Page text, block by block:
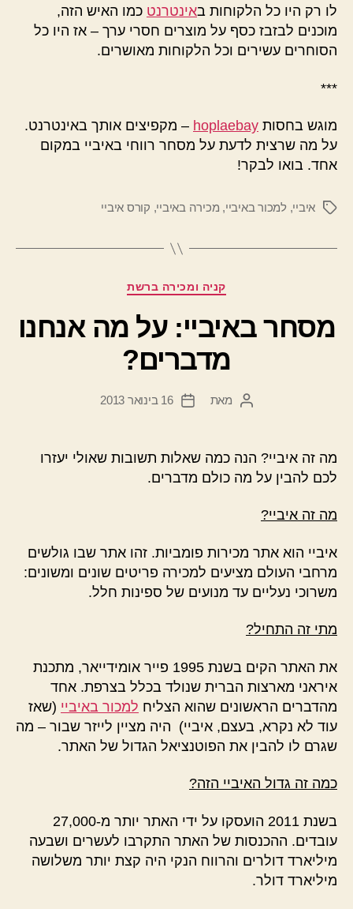
לו רק היו כל הלקוחות באינטרנט כמו האיש הזה,
מוכנים לבזבז כסף על מוצרים חסרי ערך – אז היו כל
הסוחרים עשירים וכל הלקוחות מאושרים.
***
מוגש בחסות hoplaebay – מקפיצים אותך באינטרנט.
על מה שרצית לדעת על מסחר רווחי באיביי במקום
אחד. בואו לבקר!
תגיותאיביי,למכור באיביי, מכירה באיביי, קורס איביי
קטגוריות
קניה ומכירה ברשת
מסחר באיביי: על מה אנחנו
מדברים?
המחבר
מאת
תאריך
16 בינואר 2013
מה זה איביי? הנה כמה שאלות תשובות שאולי יעזרו
לכם להבין על מה כולם מדברים.
מה זה איביי?
איביי הוא אתר מכירות פומביות. זהו אתר שבו גולשים
מרחבי העולם מציעים למכירה פריטים שונים ומשונים:
משרוכי נעליים עד מנועים של ספינות חלל.
מתי זה התחיל?
את האתר הקים בשנת 1995 פייר אומידייאר, מתכנת
איראני מארצות הברית שנולד בכלל בצרפת. אחד
מהדברים הראשונים שהוא הצליח למכור באיביי (שאז
עוד לא נקרא, בעצם, איביי) היה מציין לייזר שבור – מה
שגרם לו להבין את הפוטנציאל הגדול של האתר.
כמה זה גדול האיביי הזה?
בשנת 2011 הועסקו על ידי האתר יותר מ-27,000
עובדים. ההכנסות של האתר התקרבו לעשרים ושבעה
מיליארד דולרים והרווח הנקי היה קצת יותר משלושה
מיליארד דולר.